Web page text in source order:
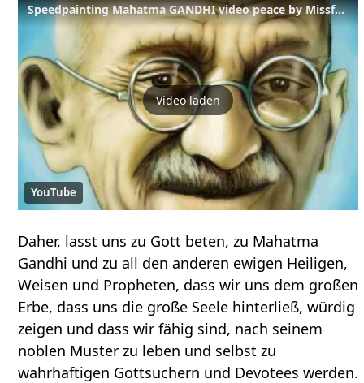
Speedpainting Mahatma GANDHI video peace by Missfeldt
Video laden
YouTube
Daher, lasst uns zu Gott beten, zu Mahatma
Gandhi und zu all den anderen ewigen Heiligen,
Weisen und Propheten, dass wir uns dem großen
Erbe, dass uns die große Seele hinterließ, würdig
zeigen und dass wir fähig sind, nach seinem
noblen Muster zu leben und selbst zu
wahrhaftigen Gottsuchern und Devotees werden.